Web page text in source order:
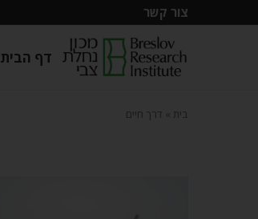
צור קשר
דף הבית
בית דרך חיים